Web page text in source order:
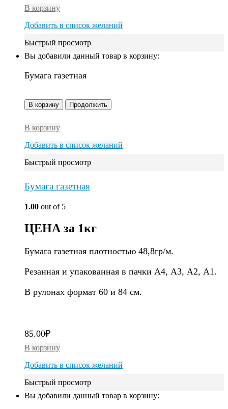
В корзину
Добавить в список желаний
Быстрый просмотр
Вы добавили данный товар в корзину:
Бумага газетная
В корзину Продолжить
В корзину
Добавить в список желаний
Быстрый просмотр
Бумага газетная
1.00 out of 5
ЦЕНА за 1кг
Бумага газетная плотностью 48,8гр/м.
Резанная и упакованная в пачки А4, А3, А2, А1.
В рулонах формат 60 и 84 см.
85.00₽
В корзину
Добавить в список желаний
Быстрый просмотр
Вы добавили данный товар в корзину: